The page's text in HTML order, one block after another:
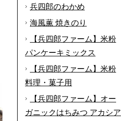
兵四郎のわかめ
海風薫 焼きのり
【兵四郎ファーム】米粉
パンケーキミックス
【兵四郎ファーム】米粉
料理・菓子用
【兵四郎ファーム】オー
ガニックはちみつ アカシア